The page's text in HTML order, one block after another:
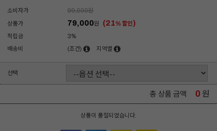
소비자가 99,000원
상품가
79,000원 (21% 할인)
적립금
3%
배송비
(조건) 지역별
선택
총 상품 금액 0 원
상품이 품절되었습니다.